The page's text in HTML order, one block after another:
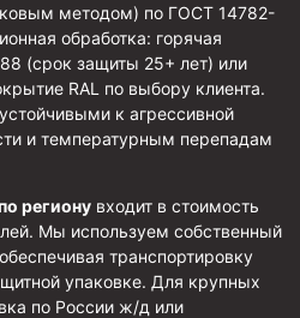
методом) по ГОСТ 14782-
обработка: горячая
(срок защиты 25+ лет) или
RAL по выбору клиента.
к агрессивной
и температурным перепадам
региону входит в стоимость
Мы используем собственный
транспортировку
упаковке. Для крупных
по России ж/д или